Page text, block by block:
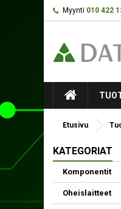
Myynti 010 422
Etusivu
KATEGORIAT
Komponentit
Oheislaitteet